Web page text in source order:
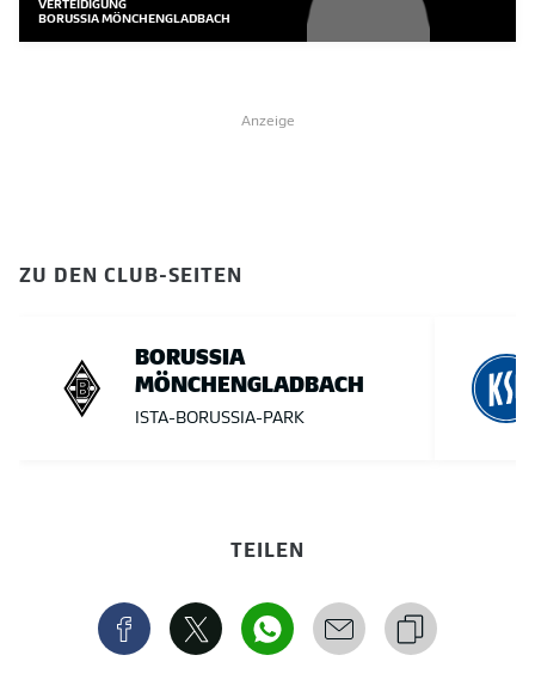
VERTEIDIGUNG
BORUSSIA MÖNCHENGLADBACH
Anzeige
ZU DEN CLUB-SEITEN
BORUSSIA
MÖNCHENGLADBACH
ISTA-BORUSSIA-PARK
TEILEN